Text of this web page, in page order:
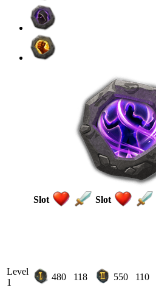
Slot
Slot
Level
1
480 118 550 110